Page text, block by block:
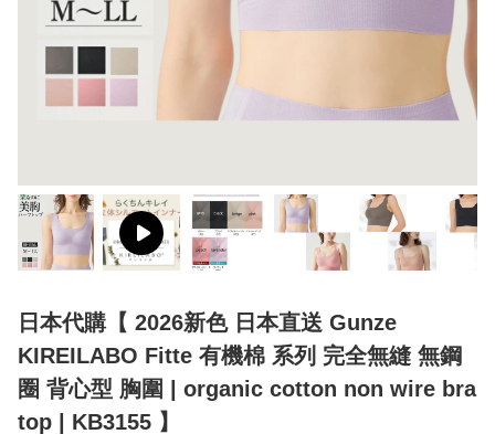
日本代購【 2026新色 日本直送 Gunze
KIREILABO Fitte 有機棉 系列 完全無縫 無鋼
圈 背心型 胸圍 | organic cotton non wire bra
top | KB3155 】